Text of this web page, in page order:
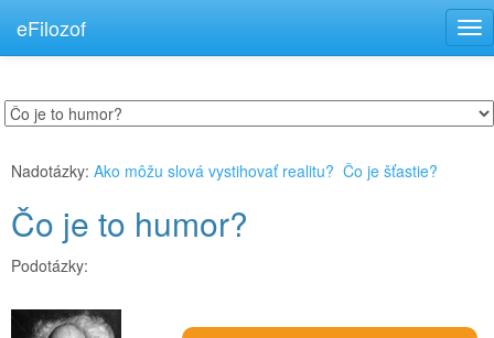
eFilozof
Nadotázky: Ako môžu slová vystihovať realitu? Čo je šťastie?
Čo je to humor?
Podotázky: